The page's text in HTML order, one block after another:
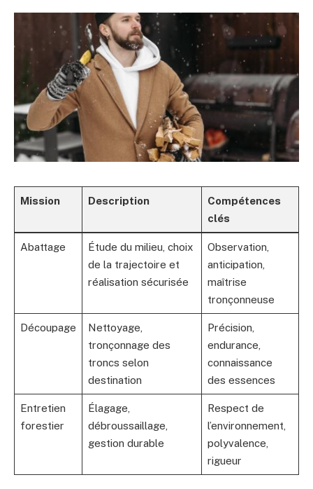
Mission Description
Compétences
clés
Abattage
Étude du milieu, choix
de la trajectoire et
réalisation sécurisée
Observation,
anticipation,
maîtrise
tronçonneuse
Découpage
Nettoyage,
tronçonnage des
troncs selon
destination
Précision,
endurance,
connaissance
des essences
Entretien
forestier
Élagage,
débroussaillage,
gestion durable
Respect de
l’environnement,
polyvalence,
rigueur